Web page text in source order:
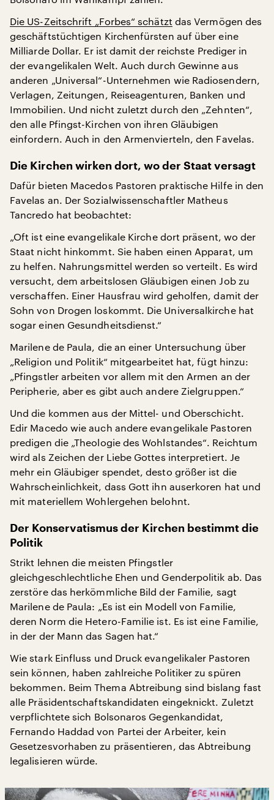
Die US-Zeitschrift „Forbes“ schätzt das Vermögen des
geschäftstüchtigen Kirchenfürsten auf über eine
Milliarde Dollar. Er ist damit der reichste Prediger in
der evangelikalen Welt. Auch durch Gewinne aus
anderen „Universal“-Unternehmen wie Radiosendern,
Verlagen, Zeitungen, Reiseagenturen, Banken und
Immobilien. Und nicht zuletzt durch den „Zehnten“,
den alle Pfingst-Kirchen von ihren Gläubigen
einfordern. Auch in den Armenvierteln, den Favelas.
Die Kirchen wirken dort, wo der Staat versagt
Dafür bieten Macedos Pastoren praktische Hilfe in den
Favelas an. Der Sozialwissenschaftler Matheus
Tancredo hat beobachtet:
„Oft ist eine evangelikale Kirche dort präsent, wo der
Staat nicht hinkommt. Sie haben einen Apparat, um
zu helfen. Nahrungsmittel werden so verteilt. Es wird
versucht, dem arbeitslosen Gläubigen einen Job zu
verschaffen. Einer Hausfrau wird geholfen, damit der
Sohn von Drogen loskommt. Die Universalkirche hat
sogar einen Gesundheitsdienst.“
Marilene de Paula, die an einer Untersuchung über
„Religion und Politik“ mitgearbeitet hat, fügt hinzu:
„Pfingstler arbeiten vor allem mit den Armen an der
Peripherie, aber es gibt auch andere Zielgruppen.“
Und die kommen aus der Mittel- und Oberschicht.
Edir Macedo wie auch andere evangelikale Pastoren
predigen die „Theologie des Wohlstandes“. Reichtum
wird als Zeichen der Liebe Gottes interpretiert. Je
mehr ein Gläubiger spendet, desto größer ist die
Wahrscheinlichkeit, dass Gott ihn auserkoren hat und
mit materiellem Wohlergehen belohnt.
Der Konservatismus der Kirchen bestimmt die
Politik
Strikt lehnen die meisten Pfingstler
gleichgeschlechtliche Ehen und Genderpolitik ab. Das
zerstöre das herkömmliche Bild der Familie, sagt
Marilene de Paula: „Es ist ein Modell von Familie,
deren Norm die Hetero-Familie ist. Es ist eine Familie,
in der der Mann das Sagen hat.“
Wie stark Einfluss und Druck evangelikaler Pastoren
sein können, haben zahlreiche Politiker zu spüren
bekommen. Beim Thema Abtreibung sind bislang fast
alle Präsidentschaftskandidaten eingeknickt. Zuletzt
verpflichtete sich Bolsonaros Gegenkandidat,
Fernando Haddad von Partei der Arbeiter, kein
Gesetzesvorhaben zu präsentieren, das Abtreibung
legalisieren würde.